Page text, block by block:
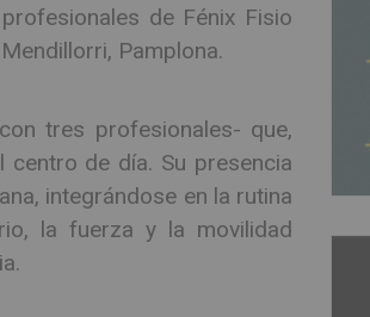
de Fénix Fisio
Pamplona.
tres profesionales- que,
centro de día. Su presencia
integrándose en la rutina
la fuerza y la movilidad